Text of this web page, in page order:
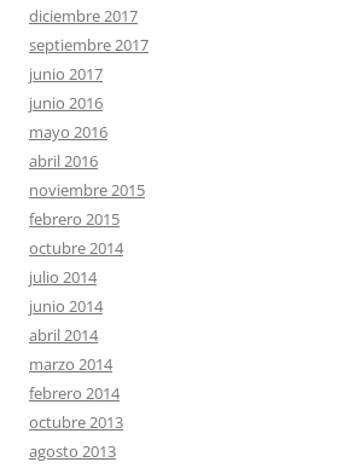
diciembre 2017
septiembre 2017
junio 2017
junio 2016
mayo 2016
abril 2016
noviembre 2015
febrero 2015
octubre 2014
julio 2014
junio 2014
abril 2014
marzo 2014
febrero 2014
octubre 2013
agosto 2013